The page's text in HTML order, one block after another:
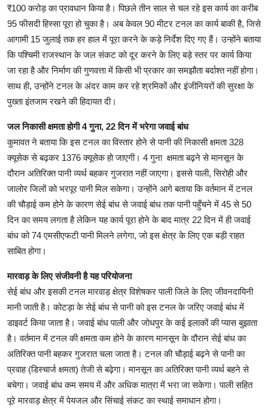
₹100 करोड़ का प्रावधान किया है। पिछले तीन साल से चल रहे इस कार्य का करीब
95 फीसदी हिस्सा पूरा हो चुका है। अब केवल 90 मीटर टनल का कार्य बाकी है, जिसे
आगामी 15 जुलाई तक हर हाल में पूरा करने के कड़े निर्देश दिए गए हैं। उन्होंने बताया
कि पश्चिमी राजस्थान के जल संकट को दूर करने के लिए बड़े स्तर पर कार्य किया
जा रहा है और निर्माण की गुणवत्ता में किसी भी प्रकार का समझौता बर्दाश्त नहीं होगा।
साथ ही, उन्होंने टनल के अंदर काम कर रहे श्रमिकों और इंजीनियरों की सुरक्षा के
पुख्ता इंतजाम रखने की हिदायत दी।
जल निकासी क्षमता होगी 4 गुना, 22 दिन में भरेगा जवाई बांध
कुमावत ने बताया कि इस टनल का विस्तार होने से पानी की निकासी क्षमता 328
क्यूसेक से बढ़कर 1376 क्यूसेक हो जाएगी। 4 गुना क्षमता बढ़ने से मानसून के
दौरान अतिरिक्त पानी व्यर्थ बहकर गुजरात नहीं जाएगा। इससे पाली, सिरोही और
जालोर जिलों को भरपूर पानी मिल सकेगा। उन्होंने आगे बताया कि वर्तमान में टनल
की चौड़ाई कम होने के कारण सेई बांध से जवाई बांध तक पानी पहुँचने में 45 से 50
दिन का समय लगता है लेकिन यह कार्य पूरा होने के बाद मात्र 22 दिन में ही जवाई
बांध को 74 एमसीएफटी पानी मिलने लगेगा, जो इस क्षेत्र के लिए एक बड़ी राहत
साबित होगा।
मारवाड़ के लिए संजीवनी है यह परियोजना
सेई बांध और इसकी टनल मारवाड़ क्षेत्र विशेषकर पाली जिले के लिए जीवनदायिनी
मानी जाती है। कोटड़ा के सेई बांध से पानी को इस टनल के जरिए जवाई बांध में
डाइवर्ट किया जाता है। जवाई बांध पाली और जोधपुर के कई इलाकों की प्यास बुझाता
है। वर्तमान में टनल की क्षमता कम होने के कारण मानसून के दौरान सेई बांध का
अतिरिक्त पानी बहकर गुजरात चला जाता है। टनल की चौड़ाई बढ़ने से पानी का
प्रवाह (डिस्चार्ज क्षमता) तेजी से बढ़ेगा। मानसून का अतिरिक्त पानी व्यर्थ बहने से
बचेगा। जवाई बांध कम समय में और अधिक मात्रा में भरा जा सकेगा। पाली सहित
पूरे मारवाड़ क्षेत्र में पेयजल और सिंचाई संकट का स्थाई समाधान होगा।